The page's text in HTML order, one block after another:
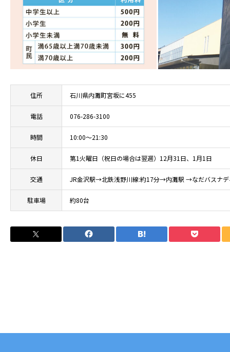
住所 石川県内灘町宮坂に455
電話 076-286-3100
時間 10:00～21:30
休日 第1火曜日（祝日の場合は翌週）12月31日、1月1日
交通 JR金沢駅→北鉄浅野川線:約17分→内灘駅 →なだバスナ
駐車場 約80台